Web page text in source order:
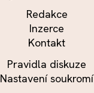
Redakce
Inzerce
Kontakt
Pravidla diskuze
Nastavení soukromí